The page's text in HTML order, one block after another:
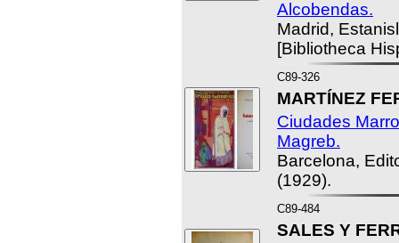
Alcobendas.
Madrid,
[Bibliotheca
C89-326
MARTÍNEZ
Ciudades
Magreb.
Barcelona,
(1929).
C89-484
SALES Y